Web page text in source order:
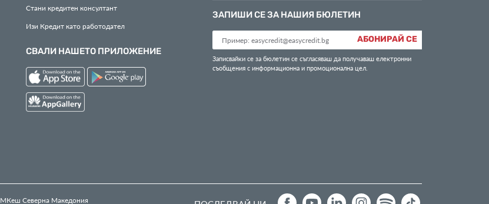
Стани кредитен консултант
Изи Кредит като работодател
СВАЛИ НАШЕТО ПРИЛОЖЕНИЕ
ЗАПИШИ СЕ ЗА НАШИЯ БЮЛЕТИН
АБОНИРАЙ СЕ
Записвайки се за бюлетин се съгласяваш да получаваш електронни
съобщения с информационна и промоционална цел.
МКеш Северна Македония